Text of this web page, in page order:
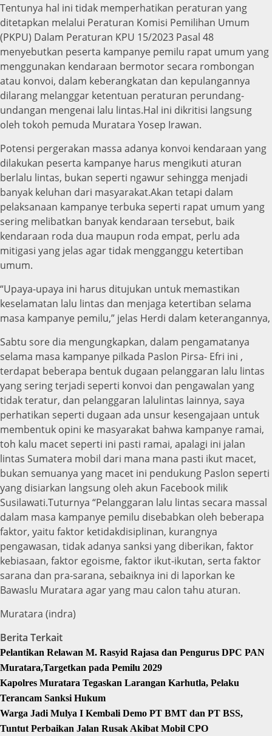
Tentunya hal ini tidak memperhatikan peraturan yang
ditetapkan melalui Peraturan Komisi Pemilihan Umum
(PKPU) Dalam Peraturan KPU 15/2023 Pasal 48
menyebutkan peserta kampanye pemilu rapat umum yang
menggunakan kendaraan bermotor secara rombongan
atau konvoi, dalam keberangkatan dan kepulangannya
dilarang melanggar ketentuan peraturan perundang-
undangan mengenai lalu lintas.Hal ini dikritisi langsung
oleh tokoh pemuda Muratara Yosep Irawan.
Potensi pergerakan massa adanya konvoi kendaraan yang
dilakukan peserta kampanye harus mengikuti aturan
berlalu lintas, bukan seperti ngawur sehingga menjadi
banyak keluhan dari masyarakat.Akan tetapi dalam
pelaksanaan kampanye terbuka seperti rapat umum yang
sering melibatkan banyak kendaraan tersebut, baik
kendaraan roda dua maupun roda empat, perlu ada
mitigasi yang jelas agar tidak mengganggu ketertiban
umum.
“Upaya-upaya ini harus ditujukan untuk memastikan
keselamatan lalu lintas dan menjaga ketertiban selama
masa kampanye pemilu,” jelas Herdi dalam keterangannya,
Sabtu sore dia mengungkapkan, dalam pengamatanya
selama masa kampanye pilkada Paslon Pirsa- Efri ini ,
terdapat beberapa bentuk dugaan pelanggaran lalu lintas
yang sering terjadi seperti konvoi dan pengawalan yang
tidak teratur, dan pelanggaran lalulintas lainnya, saya
perhatikan seperti dugaan ada unsur kesengajaan untuk
membentuk opini ke masyarakat bahwa kampanye ramai,
toh kalu macet seperti ini pasti ramai, apalagi ini jalan
lintas Sumatera mobil dari mana mana pasti ikut macet,
bukan semuanya yang macet ini pendukung Paslon seperti
yang disiarkan langsung oleh akun Facebook milik
Susilawati.Tuturnya “Pelanggaran lalu lintas secara massal
dalam masa kampanye pemilu disebabkan oleh beberapa
faktor, yaitu faktor ketidakdisiplinan, kurangnya
pengawasan, tidak adanya sanksi yang diberikan, faktor
kebiasaan, faktor egoisme, faktor ikut-ikutan, serta faktor
sarana dan pra-sarana, sebaiknya ini di laporkan ke
Bawaslu Muratara agar yang mau calon tahu aturan.
Muratara (indra)
Berita Terkait
Pelantikan Relawan M. Rasyid Rajasa dan Pengurus DPC PAN
Muratara,Targetkan pada Pemilu 2029
Kapolres Muratara Tegaskan Larangan Karhutla, Pelaku
Terancam Sanksi Hukum
Warga Jadi Mulya I Kembali Demo PT BMT dan PT BSS,
Tuntut Perbaikan Jalan Rusak Akibat Mobil CPO